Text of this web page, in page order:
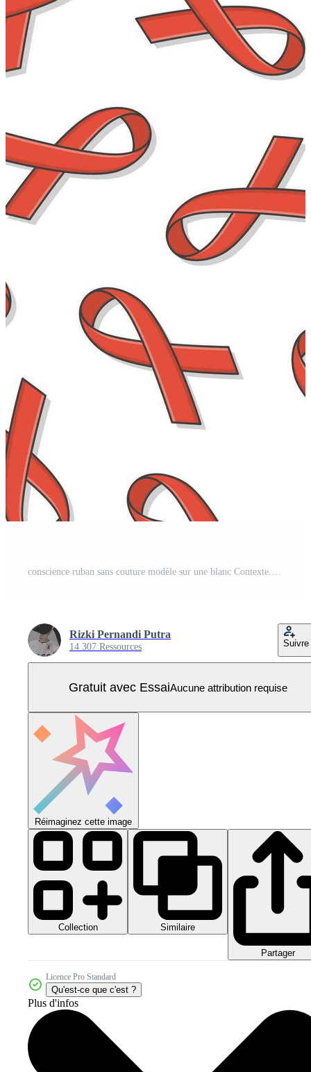
conscience ruban sans couture modèle sur une blanc Contexte. rouge ruban icône vecteur illustration Vecteur Pro
Rizki Pernandi Putra
14 307 Ressources Suivre
Gratuit avec EssaiAucune attribution requise
Réimaginez cette image
Collection Similaire
Partager
Licence Pro Standard
Qu'est-ce que c'est ?
Plus d'infos